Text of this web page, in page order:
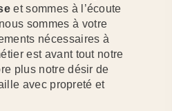
et sommes à l’écoute
sommes à votre
nécessaires à
est avant tout notre
plus notre désir de
avec propreté et